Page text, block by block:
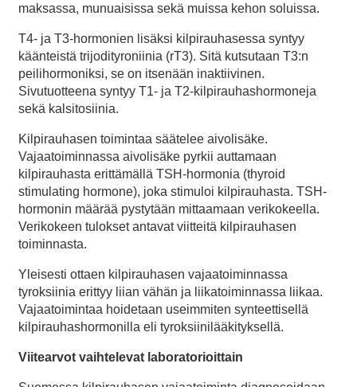
maksassa, munuaisissa sekä muissa kehon soluissa.
T4- ja T3-hormonien lisäksi kilpirauhasessa syntyy
käänteistä trijodityroniinia (rT3). Sitä kutsutaan T3:n
peilihormoniksi, se on itsenään inaktiivinen.
Sivutuotteena syntyy T1- ja T2-kilpirauhashormoneja
sekä kalsitosiinia.
Kilpirauhasen toimintaa säätelee aivolisäke.
Vajaatoiminnassa aivolisäke pyrkii auttamaan
kilpirauhasta erittämällä TSH-hormonia (thyroid
stimulating hormone), joka stimuloi kilpirauhasta. TSH-
hormonin määrää pystytään mittaamaan verikokeella.
Verikokeen tulokset antavat viitteitä kilpirauhasen
toiminnasta.
Yleisesti ottaen kilpirauhasen vajaatoiminnassa
tyroksiinia erittyy liian vähän ja liikatoiminnassa liikaa.
Vajaatoimintaa hoidetaan useimmiten synteettisellä
kilpirauhashormonilla eli tyroksiinilääkityksellä.
Viitearvot vaihtelevat laboratorioittain